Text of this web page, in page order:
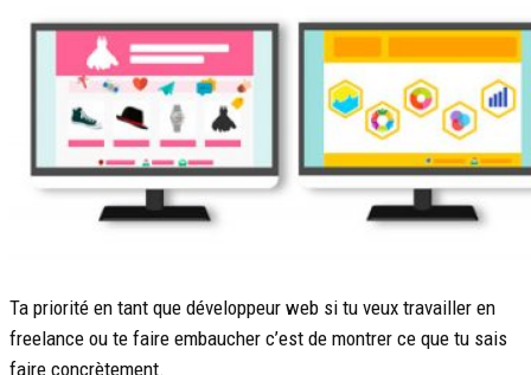
Ta priorité en tant que développeur web si tu veux travailler en
freelance ou te faire embaucher c’est de montrer ce que tu sais
faire concrètement.